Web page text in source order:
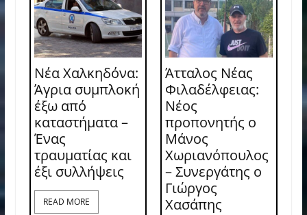
Νέα Χαλκηδόνα:
Άγρια συμπλοκή
έξω από
καταστήματα –
Ένας
τραυματίας και
έξι συλλήψεις
READ MORE
Άτταλος Νέας
Φιλαδέλφειας:
Νέος
προπονητής ο
Μάνος
Χωριανόπουλος
– Συνεργάτης ο
Γιώργος
Χασάπης